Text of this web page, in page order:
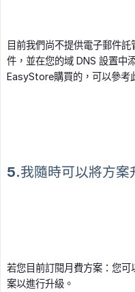
目前我們尚不提供電子郵件
件，並在您的域 DNS 設置中
EasyStore購買的，可以參考
5.我隨時可以將方案
若您目前訂閱月費方案：您可
案以進行升級。